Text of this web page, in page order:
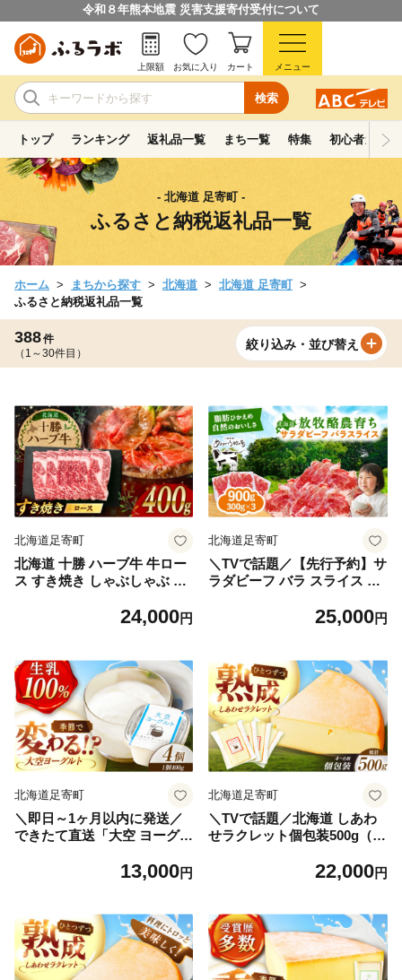
令和８年熊本地震 災害支援寄付受付について
検索
上限額 お気に入り カート メニュー
トップ ランキング 返礼品一覧 まち一覧 特集 初心者ガイド
- 北海道 足寄町 -
ふるさと納税返礼品一覧
ホーム まちから探す 北海道
北海道 足寄町
ふるさと納税返礼品一覧
388件
（1～30件目）
絞り込み・並び替え
北海道足寄町
北海道 十勝 ハーブ牛 牛ロー
ス すき焼き しゃぶしゃぶ 40
【株式会社ノベルズ食品】
産 北海道産 十勝 冷凍 冷凍配
送 24000 24000円
24,000円
北海道足寄町
＼TVで話題／【先行予約】サ
ラダビーフ バラ スライス 30
発送】《足寄町》【ありがと
カレー BBQ 北海道 25000 25
000円
25,000円
北海道足寄町
＼即日～1ヶ月以内に発送／
できたて直送「大空 ヨーグル
【しあわせチーズ工房】[BE
酸菌 免疫力 美味しい 高評価
おすすめ ギフト 400g 足寄町
産 北海道産 道産 あしょろ 北
海道 13000 13000円
13,000円
北海道足寄町
＼TVで話題／北海道 しあわ
せラクレット個包装500g（個
あわせチーズ工房】[BEAK00
品 チーズフォンデュ 北海道
産 道産 あしょろ 北海道 2200
0 22000円
22,000円